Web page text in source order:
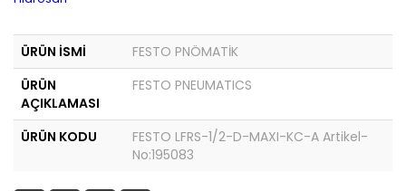
ÜRÜN İSMİ
FESTO PNÖMATİK
ÜRÜN
AÇIKLAMASI
FESTO PNEUMATICS
ÜRÜN KODU
FESTO LFRS-1/2-D-MAXI-KC-A Artikel-
No:195083